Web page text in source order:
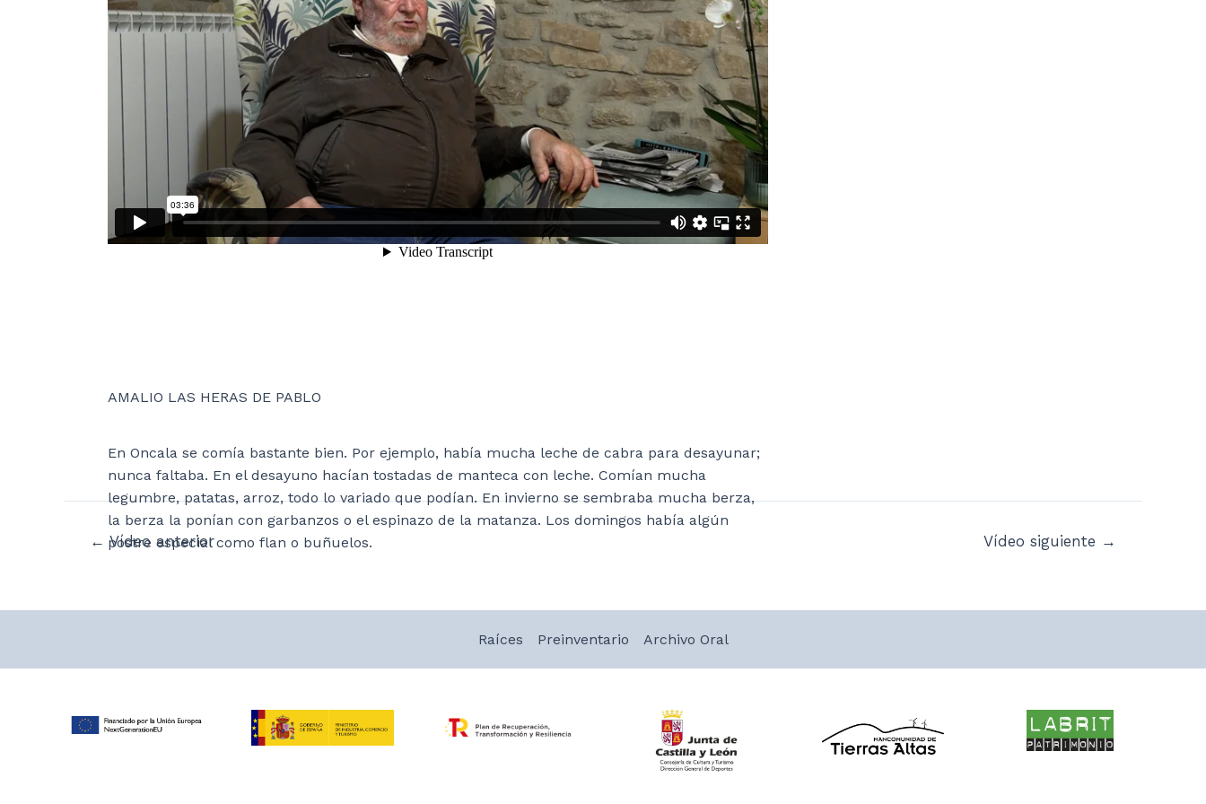
AMALIO LAS HERAS DE PABLO
En Oncala se comía bastante bien. Por ejemplo, había mucha leche de cabra para desayunar;
nunca faltaba. En el desayuno hacían tostadas de manteca con leche. Comían mucha
legumbre, patatas, arroz, todo lo variado que podían. En invierno se sembraba mucha berza,
la berza la ponían con garbanzos o el espinazo de la matanza. Los domingos había algún
postre especial como flan o buñuelos.
Navegación
← Vídeo anterior Vídeo siguiente →
Raíces Preinventario Archivo Oral